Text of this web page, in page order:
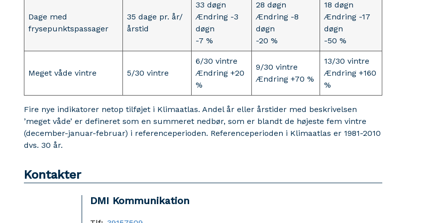
Dage med
frysepunktspassager
35 dage pr. år/
årstid
33 døgn
Ændring -3
døgn
-7 %
28 døgn
Ændring -8
døgn
-20 %
18 døgn
Ændring -17
døgn
-50 %
Meget våde vintre 5/30 vintre
6/30 vintre
Ændring +20
%
9/30 vintre
Ændring +70 %
13/30 vintre
Ændring +160
%
Fire nye indikatorer netop tilføjet i Klimaatlas. Andel år eller årstider med beskrivelsen
’meget våde’ er defineret som en summeret nedbør, som er blandt de højeste fem vintre
(december-januar-februar) i referenceperioden. Referenceperioden i Klimaatlas er 1981-2010
dvs. 30 år.
Kontakter
DMI Kommunikation